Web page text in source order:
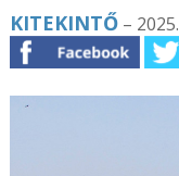
KITEKINTŐ–